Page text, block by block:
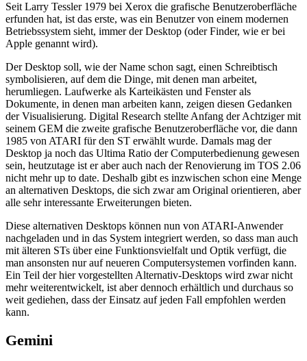
Seit Larry Tessler 1979 bei Xerox die grafische Benutzeroberfläche
erfunden hat, ist das erste, was ein Benutzer von einem modernen
Betriebssystem sieht, immer der Desktop (oder Finder, wie er bei
Apple genannt wird).
Der Desktop soll, wie der Name schon sagt, einen Schreibtisch
symbolisieren, auf dem die Dinge, mit denen man arbeitet,
herumliegen. Laufwerke als Karteikästen und Fenster als
Dokumente, in denen man arbeiten kann, zeigen diesen Gedanken
der Visualisierung. Digital Research stellte Anfang der Achtziger mit
seinem GEM die zweite grafische Benutzeroberfläche vor, die dann
1985 von ATARI für den ST erwählt wurde. Damals mag der
Desktop ja noch das Ultima Ratio der Computerbedienung gewesen
sein, heutzutage ist er aber auch nach der Renovierung im TOS 2.06
nicht mehr up to date. Deshalb gibt es inzwischen schon eine Menge
an alternativen Desktops, die sich zwar am Original orientieren, aber
alle sehr interessante Erweiterungen bieten.
Diese alternativen Desktops können nun von ATARI-Anwender
nachgeladen und in das System integriert werden, so dass man auch
mit älteren STs über eine Funktionsvielfalt und Optik verfügt, die
man ansonsten nur auf neueren Computersystemen vorfinden kann.
Ein Teil der hier vorgestellten Alternativ-Desktops wird zwar nicht
mehr weiterentwickelt, ist aber dennoch erhältlich und durchaus so
weit gediehen, dass der Einsatz auf jeden Fall empfohlen werden
kann.
Gemini